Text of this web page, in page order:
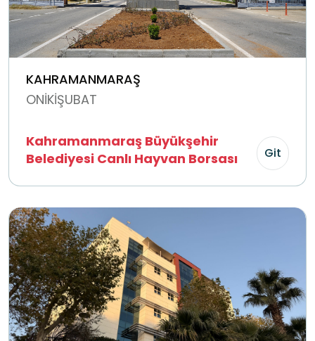
KAHRAMANMARAŞ
ONİKİŞUBAT
Kahramanmaraş Büyükşehir
Belediyesi Canlı Hayvan Borsası
Git